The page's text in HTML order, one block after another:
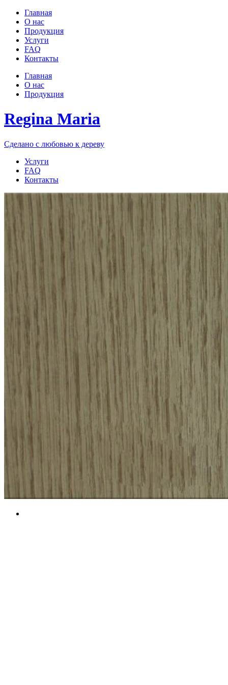
Главная
О нас
Продукция
Услуги
FAQ
Контакты
Главная
О нас
Продукция
Regina Maria
Сделано с любовью к дереву
Услуги
FAQ
Контакты